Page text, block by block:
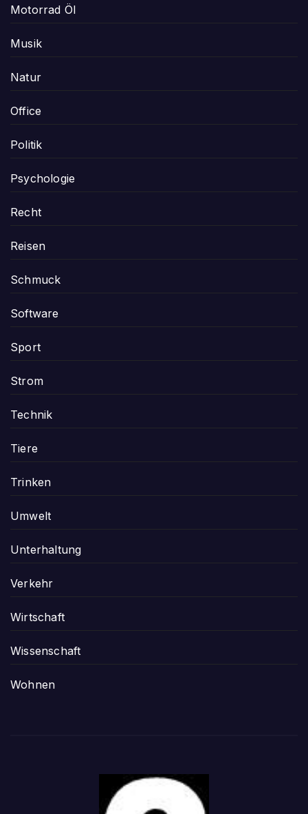
Motorrad Öl
Musik
Natur
Office
Politik
Psychologie
Recht
Reisen
Schmuck
Software
Sport
Strom
Technik
Tiere
Trinken
Umwelt
Unterhaltung
Verkehr
Wirtschaft
Wissenschaft
Wohnen